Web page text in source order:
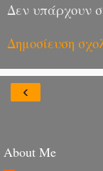
Δεν υπάρχουν
Δημοσίευση
‹
About Me